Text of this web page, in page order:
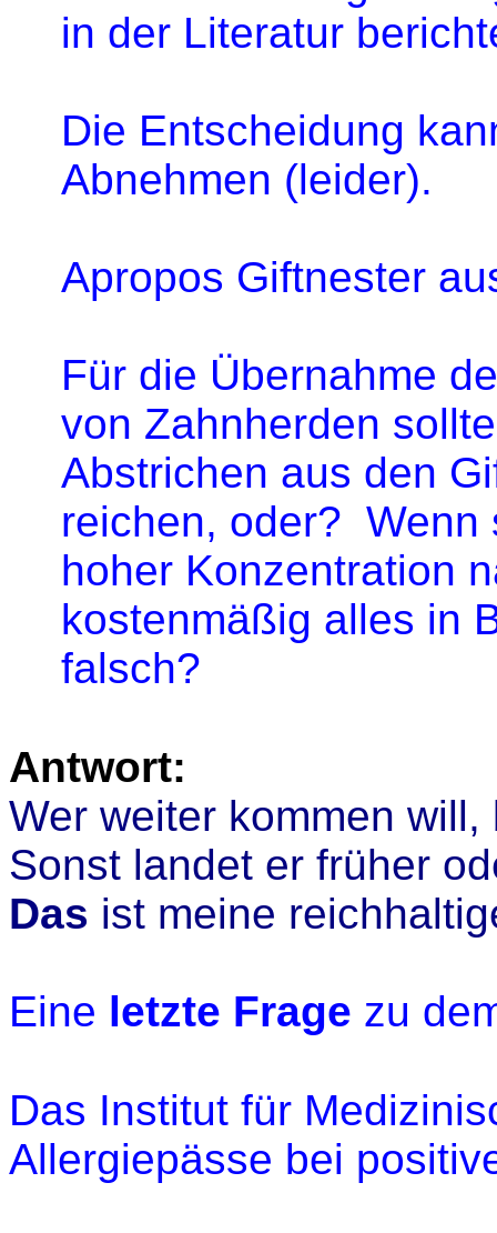
in der Literatur
Die Entscheidung
Abnehmen (leider).
Apropos Giftnester
Für die Übernahme
von Zahnherden
Abstrichen aus den
reichen, oder? Wenn
hoher Konzentration
kostenmäßig alles in
falsch?
Antwort:
Wer weiter kommen
Sonst landet er früher
Das ist meine
Eine letzte Frage zu
Das Institut für
Allergiepässe bei